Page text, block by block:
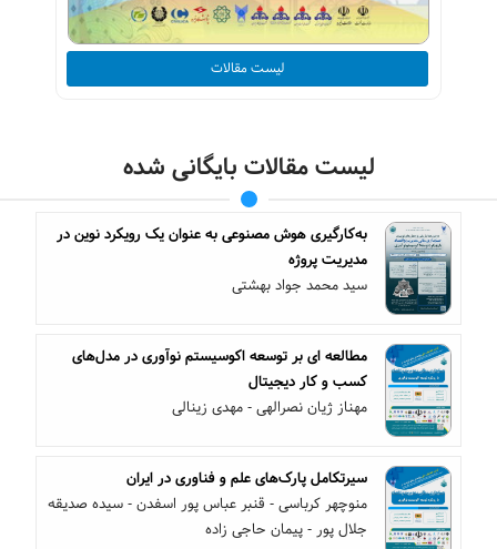
لیست مقالات
لیست مقالات بایگانی شده
به‌کارگیری هوش مصنوعی به عنوان یک رویکرد نوین در
مدیریت پروژه
سید محمد جواد بهشتی
مطالعه ای بر توسعه اکوسیستم نوآوری در مدل‌های
کسب و کار دیجیتال
مهناز ژیان نصرالهی - مهدی زینالی
سیرتکامل پارک‌های علم و فناوری در ایران
منوچهر کرباسی - قنبر عباس پور اسفدن - سیده صدیقه
جلال پور - پیمان حاجی زاده